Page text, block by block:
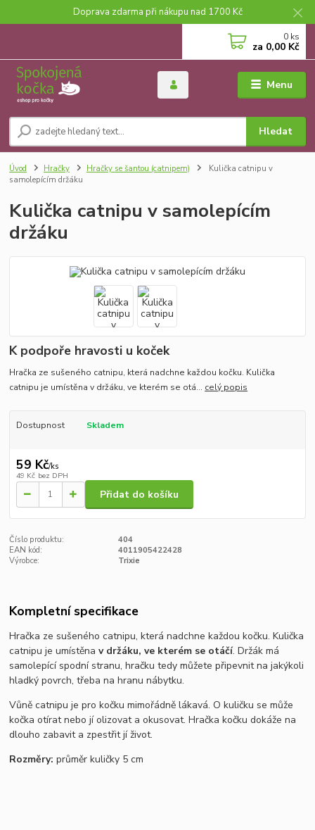
Doprava zdarma při nákupu nad 1700 Kč
Menu
Hledat
0 ks
za 0,00 Kč
Úvod Hračky Hračky se šantou (catnipem)
Kulička catnipu v
samolepícím držáku
Kulička catnipu v samolepícím
držáku
K podpoře hravosti u koček
Hračka ze sušeného catnipu, která nadchne každou kočku. Kulička
catnipu je umístěna v držáku, ve kterém se otá... celý popis
Dostupnost Skladem
59 Kč/ks
49 Kč bez DPH
Přidat do košíku
Číslo produktu:
404
EAN kód:
4011905422428
Výrobce:
Trixie
Kompletní specifikace
Hračka ze sušeného catnipu, která nadchne každou kočku. Kulička
catnipu je umístěna v držáku, ve kterém se otáčí. Držák má
samolepící spodní stranu, hračku tedy můžete připevnit na jakýkoli
hladký povrch, třeba na hranu nábytku.
Vůně catnipu je pro kočku mimořádně lákavá. O kuličku se může
kočka otírat nebo jí olizovat a okusovat. Hračka kočku dokáže na
dlouho zabavit a zpestřit jí život.
Rozměry: průměr kuličky 5 cm